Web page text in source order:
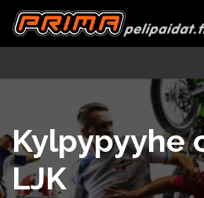
Kylpypyyhe
LJK